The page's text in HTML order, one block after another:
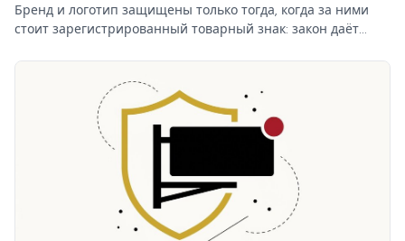
Бренд и логотип защищены только тогда, когда за ними
стоит зарегистрированный товарный знак: закон даёт
правообладателю. Кто раньше подал заявку — тот и